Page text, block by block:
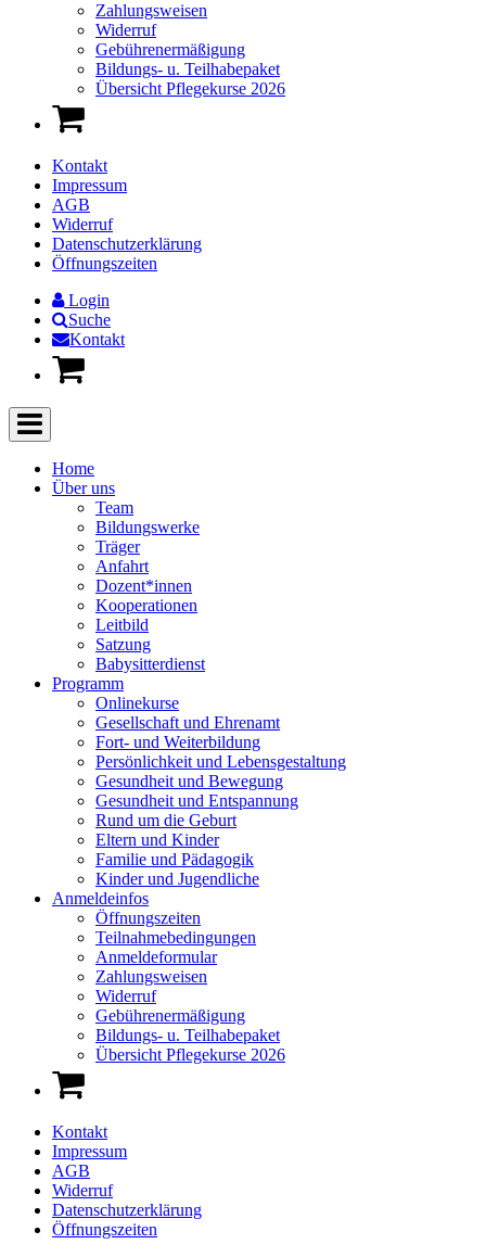
Zahlungsweisen
Widerruf
Gebührenermäßigung
Bildungs- u. Teilhabepaket
Übersicht Pflegekurse 2026
Kontakt
Impressum
AGB
Widerruf
Datenschutzerklärung
Öffnungszeiten
Login
Suche
Kontakt
Home
Über uns
Team
Bildungswerke
Träger
Anfahrt
Dozent*innen
Kooperationen
Leitbild
Satzung
Babysitterdienst
Programm
Onlinekurse
Gesellschaft und Ehrenamt
Fort- und Weiterbildung
Persönlichkeit und Lebensgestaltung
Gesundheit und Bewegung
Gesundheit und Entspannung
Rund um die Geburt
Eltern und Kinder
Familie und Pädagogik
Kinder und Jugendliche
Anmeldeinfos
Öffnungszeiten
Teilnahmebedingungen
Anmeldeformular
Zahlungsweisen
Widerruf
Gebührenermäßigung
Bildungs- u. Teilhabepaket
Übersicht Pflegekurse 2026
Kontakt
Impressum
AGB
Widerruf
Datenschutzerklärung
Öffnungszeiten